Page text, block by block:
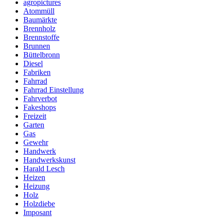
agropictures
Atommüll
Baumärkte
Brennholz
Brennstoffe
Brunnen
Büttelbronn
Diesel
Fabriken
Fahrrad
Fahrrad Einstellung
Fahrverbot
Fakeshops
Freizeit
Garten
Gas
Gewehr
Handwerk
Handwerkskunst
Harald Lesch
Heizen
Heizung
Holz
Holzdiebe
Imposant